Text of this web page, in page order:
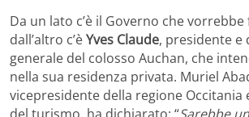
Da un lato c’è il Governo che
dall’altro c’èYves Claude, presidente
generale del colosso Auchan, che
nella sua residenza privata. Muriel
vicepresidente della regione Occitania